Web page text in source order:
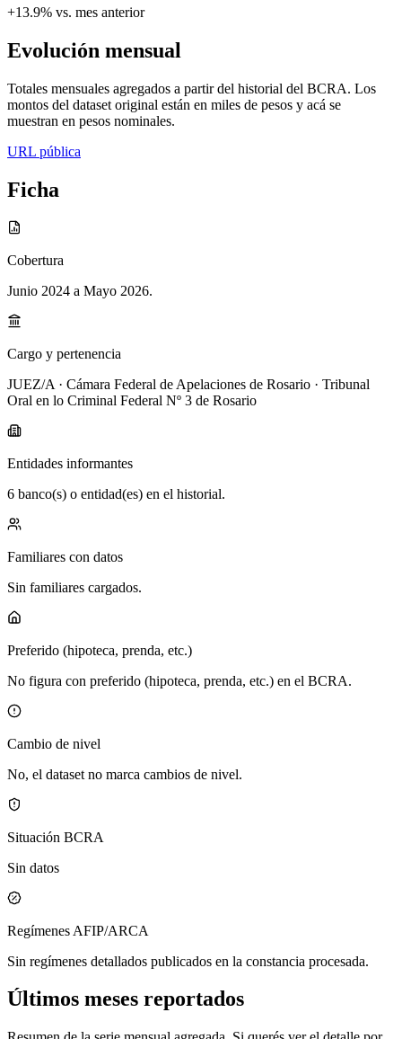
+13.9% vs. mes anterior
Evolución mensual
Totales mensuales agregados a partir del historial del BCRA. Los
montos del dataset original están en miles de pesos y acá se
muestran en pesos nominales.
URL pública
Ficha
Cobertura
Junio 2024 a Mayo 2026.
Cargo y pertenencia
JUEZ/A · Cámara Federal de Apelaciones de Rosario · Tribunal
Oral en lo Criminal Federal Nº 3 de Rosario
Entidades informantes
6 banco(s) o entidad(es) en el historial.
Familiares con datos
Sin familiares cargados.
Preferido (hipoteca, prenda, etc.)
No figura con preferido (hipoteca, prenda, etc.) en el BCRA.
Cambio de nivel
No, el dataset no marca cambios de nivel.
Situación BCRA
Sin datos
Regímenes AFIP/ARCA
Sin regímenes detallados publicados en la constancia procesada.
Últimos meses reportados